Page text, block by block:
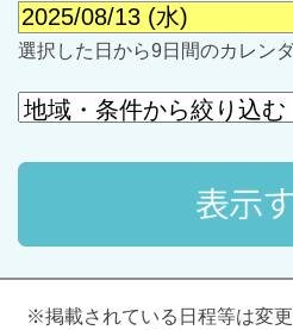
ブックマークした学校はありま
選択した日から9日間のカレン
※掲載されている日程等は変